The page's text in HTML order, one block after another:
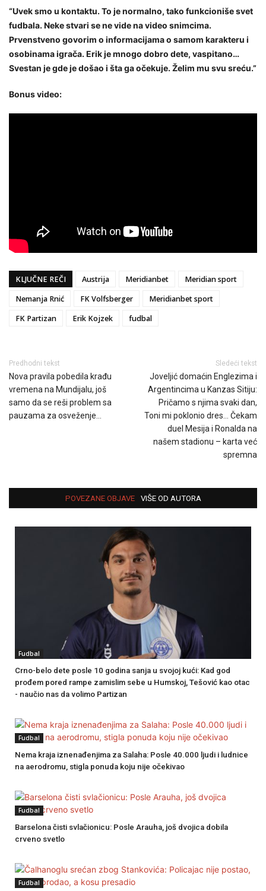
“Uvek smo u kontaktu. To je normalno, tako funkcioniše svet
fudbala. Neke stvari se ne vide na video snimcima.
Prvenstveno govorim o informacijama o samom karakteru i
osobinama igrača. Erik je mnogo dobro dete, vaspitano…
Svestan je gde je došao i šta ga očekuje. Želim mu svu sreću.”
Bonus video:
KLJUČNE REČI Austrija Meridianbet
Meridian sport
Nemanja Rnić
FK Volfsberger
Meridianbet sport
FK Partizan
Erik Kojzek fudbal
Predhodni tekst
Nova pravila pobedila krađu
vremena na Mundijalu, još
samo da se reši problem sa
pauzama za osveženje…
Sledeći tekst
Joveljić domaćin Englezima i
Argentincima u Kanzas Sitiju:
Pričamo s njima svaki dan,
Toni mi poklonio dres… Čekam
duel Mesija i Ronalda na
našem stadionu – karta već
spremna
POVEZANE OBJAVE VIŠE OD AUTORA
Fudbal
Crno-belo dete posle 10 godina sanja u svojoj kući: Kad god
prođem pored rampe zamislim sebe u Humskoj, Tešović kao otac
- naučio nas da volimo Partizan
Fudbal
Nema kraja iznenađenjima za Salaha: Posle 40.000 ljudi i ludnice
na aerodromu, stigla ponuda koju nije očekivao
Fudbal
Barselona čisti svlačionicu: Posle Arauha, još dvojica dobila
crveno svetlo
Fudbal